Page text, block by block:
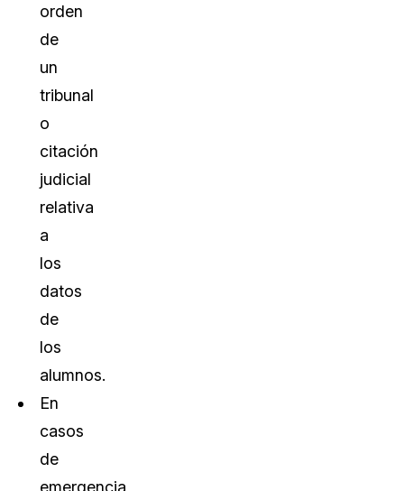
orden
de
un
tribunal
o
citación
judicial
relativa
a
los
datos
de
los
alumnos.
En
casos
de
emergencia,